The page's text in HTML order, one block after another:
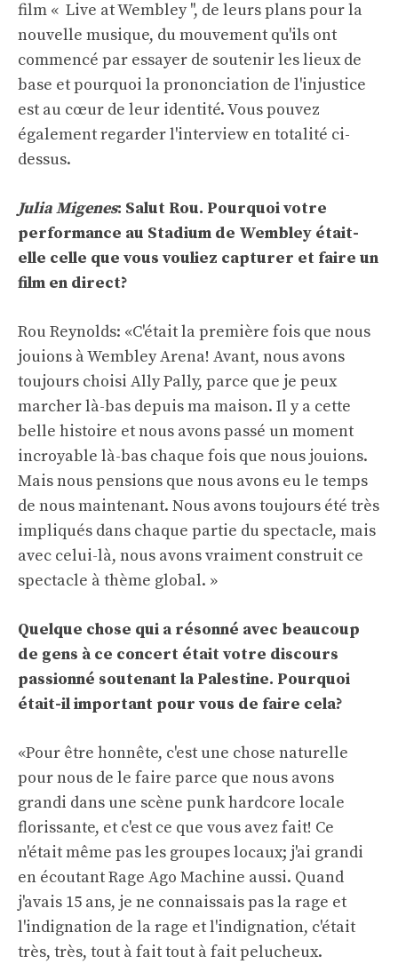
film « Live at Wembley '', de leurs plans pour la
nouvelle musique, du mouvement qu'ils ont
commencé par essayer de soutenir les lieux de
base et pourquoi la prononciation de l'injustice
est au cœur de leur identité. Vous pouvez
également regarder l'interview en totalité ci-
dessus.
Julia Migenes: Salut Rou. Pourquoi votre
performance au Stadium de Wembley était-
elle celle que vous vouliez capturer et faire un
film en direct?
Rou Reynolds: «C'était la première fois que nous
jouions à Wembley Arena! Avant, nous avons
toujours choisi Ally Pally, parce que je peux
marcher là-bas depuis ma maison. Il y a cette
belle histoire et nous avons passé un moment
incroyable là-bas chaque fois que nous jouions.
Mais nous pensions que nous avons eu le temps
de nous maintenant. Nous avons toujours été très
impliqués dans chaque partie du spectacle, mais
avec celui-là, nous avons vraiment construit ce
spectacle à thème global. »
Quelque chose qui a résonné avec beaucoup
de gens à ce concert était votre discours
passionné soutenant la Palestine. Pourquoi
était-il important pour vous de faire cela?
«Pour être honnête, c'est une chose naturelle
pour nous de le faire parce que nous avons
grandi dans une scène punk hardcore locale
florissante, et c'est ce que vous avez fait! Ce
n'était même pas les groupes locaux; j'ai grandi
en écoutant Rage Ago Machine aussi. Quand
j'avais 15 ans, je ne connaissais pas la rage et
l'indignation de la rage et l'indignation, c'était
très, très, tout à fait tout à fait pelucheux.